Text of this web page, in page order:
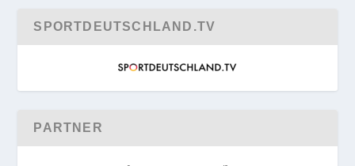
SPORTDEUTSCHLAND.TV
PARTNER